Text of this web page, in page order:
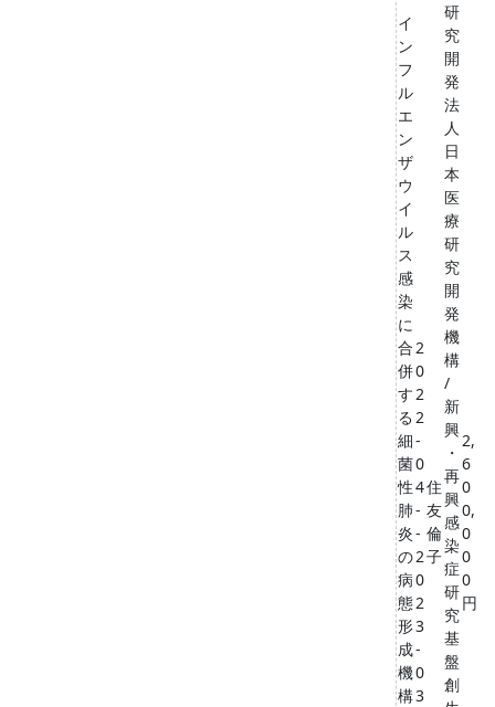
イ
ン
フ
ル
エ
ン
ザ
ウ
イ
ル
ス
感
染
に
合
併
す
る
細
菌
性
肺
炎
の
病
態
形
成
機
構
2
0
2
2
-
0
4
-
-
2
0
2
3
-
0
3
住
友
倫
子
研
究
開
発
法
人
日
本
医
療
研
究
開
発
機
構
/
新
興
・
再
興
感
染
症
研
究
基
盤
創
2,
6
0
0,
0
0
0
円